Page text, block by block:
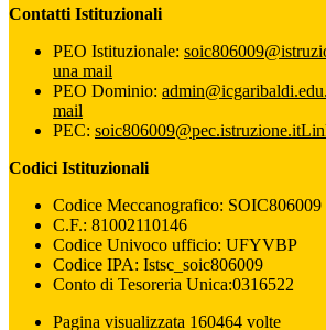
Contatti Istituzionali
PEO Istituzionale:
una mail
PEO Dominio:
mail
PEC: soic806009@pec.istruzione.it
Codici Istituzionali
Codice Meccanografico: SOIC806009
C.F.: 81002110146
Codice Univoco ufficio: UFYVBP
Codice IPA: Istsc_soic806009
Conto di Tesoreria Unica:0316522
Pagina visualizzata 160464 volte